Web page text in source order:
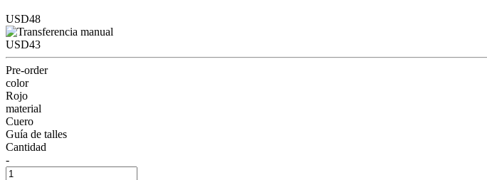
USD48
USD43
Pre-order
color
Rojo
material
Cuero
Guía de talles
Cantidad
-